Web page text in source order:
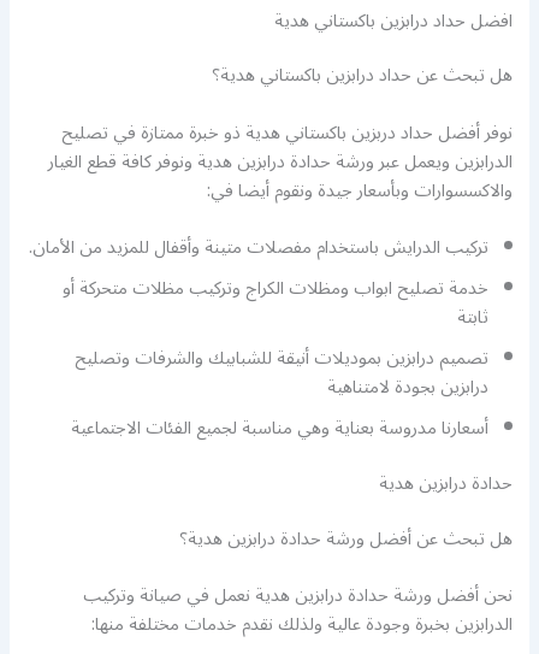
افضل حداد درابزين باكستاني هدية
هل تبحث عن حداد درابزين باكستاني هدية؟
نوفر أفضل حداد دربزين باكستاني هدية ذو خبرة ممتازة في تصليح
الدرابزين ويعمل عبر ورشة حدادة درابزين هدية ونوفر كافة قطع الغيار
والاكسسوارات وبأسعار جيدة ونقوم أيضا في:
تركيب الدرايش باستخدام مفصلات متينة وأقفال للمزيد من الأمان.
خدمة تصليح ابواب ومظلات الكراج وتركيب مظلات متحركة أو
ثابتة
تصميم درابزين بموديلات أنيقة للشبابيك والشرفات وتصليح
درابزين بجودة لامتناهية
أسعارنا مدروسة بعناية وهي مناسبة لجميع الفئات الاجتماعية
حدادة درابزين هدية
هل تبحث عن أفضل ورشة حدادة درابزين هدية؟
نحن أفضل ورشة حدادة درابزين هدية نعمل في صيانة وتركيب
الدرابزين بخبرة وجودة عالية ولذلك نقدم خدمات مختلفة منها: